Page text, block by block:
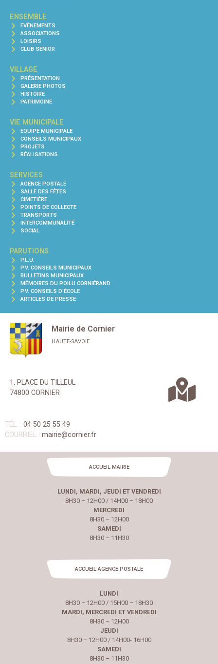
ENSEMBLE
EVÈNEMENTS
ASSOCIATIONS
LOISIRS
CLUB SENIOR
VILLAGE
PRÉSENTATION
GALERIE PHOTOS
HISTOIRE
PATRIMOINE
VIE MUNICIPALE
EQUIPE MUNICIPALE
CONSEILS MUNICIPAUX
PROJETS
RÉALISATIONS
SERVICES
AGENCE POSTALE
SALLE DES FÊTES
CIMETIÈRE
POINTS DE COLLECTE
TRANSPORTS
INTERCOMMUNALITÉ
SOCIAL
PARUTIONS
P.L.U.
P.V. CONSEILS MUNICIPAUX
BULLETINS MUNICIPAUX
MÉMOIRES DU POILU CORNIÉRAND
P.V. CONSEILS D'ÉCOLE
ARTICLES DE PRESSE
Mairie de Cornier
HAUTE-SAVOIE
1, PLACE DU TILLEUL
74800 CORNIER
TÉL. : 04 50 25 55 49
COURRIEL : mairie@cornier.fr
ACCUEIL MAIRIE
LUNDI, MARDI, JEUDI ET VENDREDI
8H30 – 12H00 / 14H00 – 18H00
MERCREDI
8H30 – 12H00
SAMEDI
8H30 – 11H30
ACCUEIL AGENCE POSTALE
LUNDI
8H30 – 12H00 / 15H00 – 18H30
MARDI, MERCREDI ET VENDREDI
8H30 – 12H00
JEUDI
8H30 – 12H00 / 14H00- 16H00
SAMEDI
8H30 – 11H30